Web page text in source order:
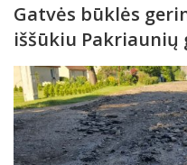
Gatvės būklės
iššūkiu Pakriaunių